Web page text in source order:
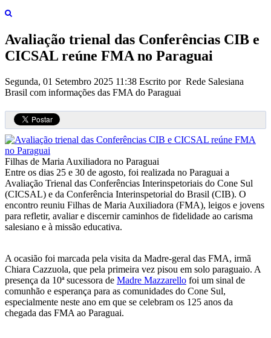
Avaliação trienal das Conferências CIB e
CICSAL reúne FMA no Paraguai
Segunda, 01 Setembro 2025 11:38 Escrito por Rede Salesiana
Brasil com informações das FMA do Paraguai
Filhas de Maria Auxiliadora no Paraguai
Entre os dias 25 e 30 de agosto, foi realizada no Paraguai a
Avaliação Trienal das Conferências Interinspetoriais do Cone Sul
(CICSAL) e da Conferência Interinspetorial do Brasil (CIB). O
encontro reuniu Filhas de Maria Auxiliadora (FMA), leigos e jovens
para refletir, avaliar e discernir caminhos de fidelidade ao carisma
salesiano e à missão educativa.
A ocasião foi marcada pela visita da Madre-geral das FMA, irmã
Chiara Cazzuola, que pela primeira vez pisou em solo paraguaio. A
presença da 10ª sucessora de Madre Mazzarello foi um sinal de
comunhão e esperança para as comunidades do Cone Sul,
especialmente neste ano em que se celebram os 125 anos da
chegada das FMA ao Paraguai.